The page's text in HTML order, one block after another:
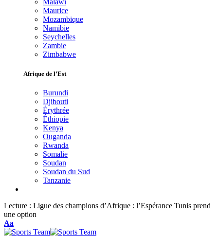
Malawi
Maurice
Mozambique
Namibie
Seychelles
Zambie
Zimbabwe
Afrique de l’Est
Burundi
Djibouti
Érythrée
Éthiopie
Kenya
Ouganda
Rwanda
Somalie
Soudan
Soudan du Sud
Tanzanie
Lecture : Ligue des champions d’Afrique : l’Espérance Tunis prend
une option
Font
Resizer
Aa